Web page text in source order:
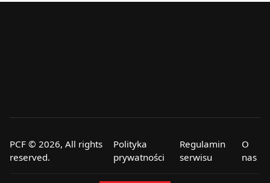
PCF © 2026, All rights
reserved.
Polityka
prywatności
Regulamin
serwisu
O
nas